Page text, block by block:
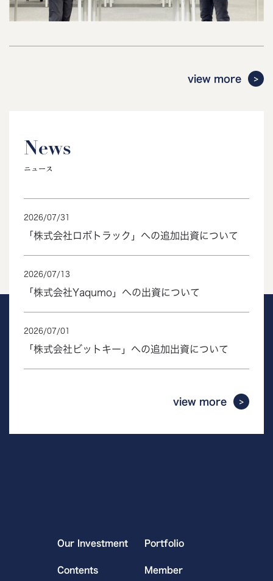
view more
News
ニュース
2026/07/31
「株式会社ロボトラック」への追加出資について
2026/07/ 13
「株式会社Yaqumo」への出資について
2026/07/01
「株式会社ビットキー」への追加出資について
view more
Our Investment Portfolio
Contents Member